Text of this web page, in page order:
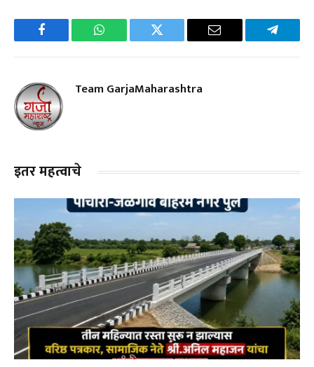
Facebook WhatsApp Twitter Email
Team GarjaMaharashtra
इतर महत्वाचे